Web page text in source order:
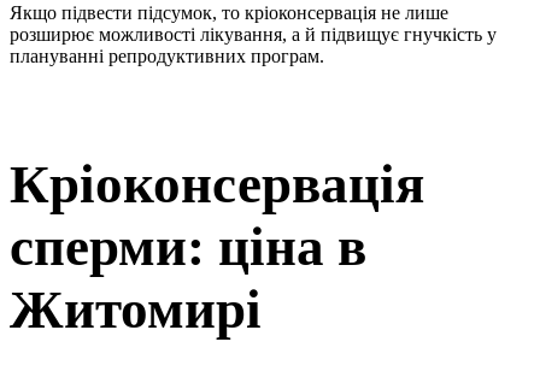
Якщо підвести підсумок, то кріоконсервація не лише
розширює можливості лікування, а й підвищує гнучкість у
плануванні репродуктивних програм.
Кріоконсервація
сперми: ціна в
Житомирі